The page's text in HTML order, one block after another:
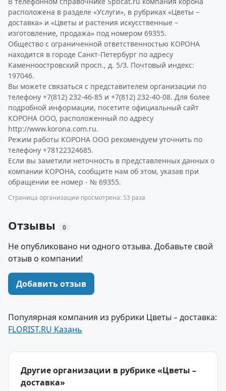
расположена в разделе «Услуги», в рубриках «Цветы –
доставка» и «Цветы и растения искусственные –
изготовление, продажа» под номером 69355.
Общество с ограниченной ответственностью КОРОНА
находится в городе Санкт-Петербург по адресу
Каменноостровский просп., д. 5/3. Почтовый индекс:
197046.
Вы можете связаться с представителем организации по
телефону +7(812) 232-46-85 и +7(812) 232-40-08. Для более
подробной информации, посетите официальный сайт
КОРОНА ООО, расположенный по адресу
http://www.korona.com.ru.
Режим работы КОРОНА ООО рекомендуем уточнить по
телефону +78122324685.
Если вы заметили неточность в представленных данных о
компании КОРОНА, сообщите нам об этом, указав при
обращении ее номер - № 69355.
Страница организации просмотрена: 53 раза
Отзывы 0
Не опубликовано ни одного отзыва. Добавьте свой
отзыв о компании!
Добавить отзыв
Популярная компания из рубрики Цветы – доставка:
FLORIST.RU Казань
Другие организации в рубрике «Цветы –
доставка»